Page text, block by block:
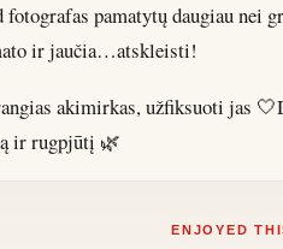
fotografas pamatytų daugiau nei
ir jaučia…atskleisti!
akimirkas, užfiksuoti jas
ir rugpjūtį 🌿
ENJOYED